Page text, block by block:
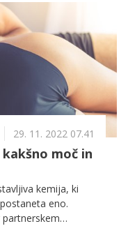
ki jo je leta
vendarle prihaja
29. 11. 2022 07.41
moč in
kemija, ki
eno.